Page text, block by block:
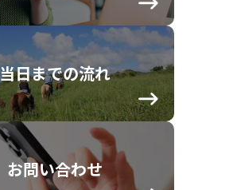
当日までの流れ
お問い合わせ